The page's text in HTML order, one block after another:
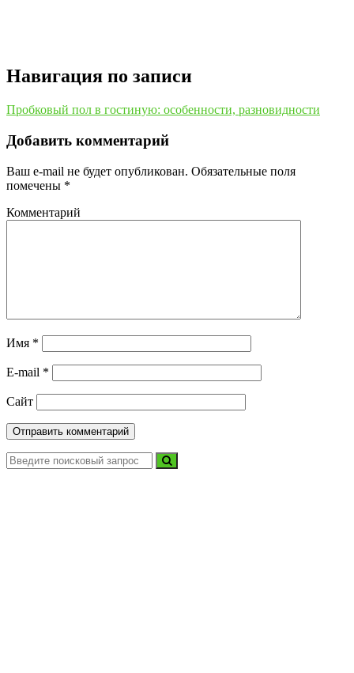
Навигация по записи
Пробковый пол в гостиную: особенности, разновидности
Добавить комментарий
Ваш e-mail не будет опубликован. Обязательные поля
помечены *
Комментарий
Имя *
E-mail *
Сайт